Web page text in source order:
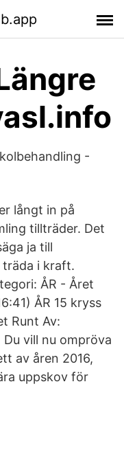
-
långt in på
tillträder. Det
ja till
i kraft.
ÅR - Året
ÅR 15 kryss
Runt Av:
vill nu ompröva
av åren 2016,
uppskov för